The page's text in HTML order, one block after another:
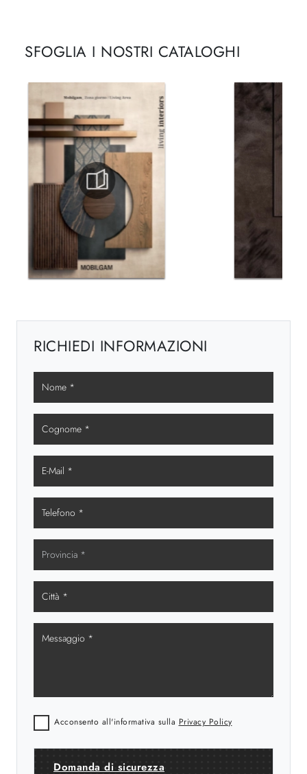
SFOGLIA I NOSTRI CATALOGHI
RICHIEDI INFORMAZIONI
Acconsento all'informativa sulla Privacy Policy
Domanda di sicurezza